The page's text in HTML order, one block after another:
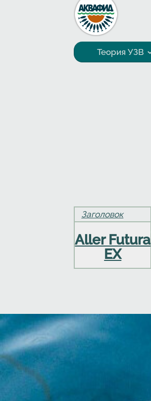
Перейти к основному содержанию
Теория УЗВ
Заголовок
Aller Futura
EX